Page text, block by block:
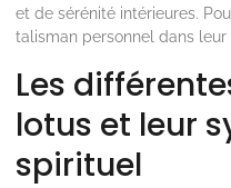
et de sérénité intérieures.
talisman personnel dans
Les
lotus et leur
spirituel